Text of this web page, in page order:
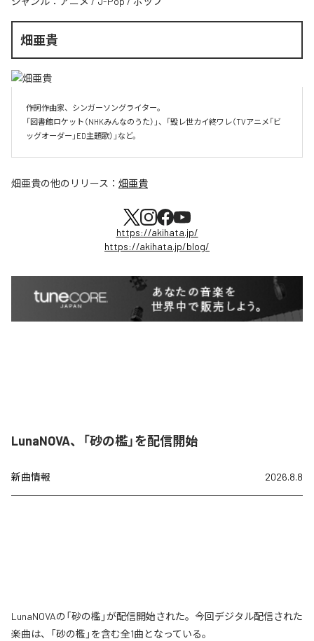
畑亜貴
作詞作曲家、シンガーソングライター。
「図書館ロケット（NHKみんなのうた）」、「毀レ世カイ終ワレ（TVアニメ「ビ
ッグオーダー」ED主題歌）」など。
畑亜貴の他のリリース： 畑亜貴
https://akihata.jp/
https://akihata.jp/blog/
LunaNOVA、「砂の檻」を配信開始
新曲情報 2026.8.8
LunaNOVAの「砂の檻」が配信開始された。今回デジタル配信された
楽曲は、「砂の檻」を含む全1曲となっている。